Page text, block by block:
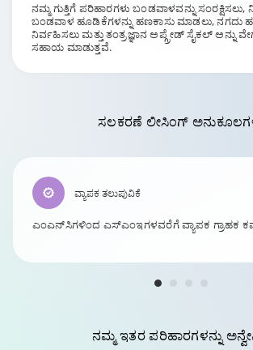
ನಮ್ಮ ಗುತ್ತಿಗೆ ಪರಿಹಾರಗಳು ಬಂಡವಾಳವನ್ನು ಸಂರಕ್ಷಿಸಲು,
ಬಂಡವಾಳ ಹೂಡಿಕೆಗಳನ್ನು ಹಣಕಾಸು ಮಾಡಲು, ನಗದು
ನಿರ್ವಹಿಸಲು ಮತ್ತು ತಂತ್ರಜ್ಞಾನ ಅಪ್ಗ್ರೇಡ್ ಸೈಕಲ್ ಅನ್ನು
ಸಹಾಯ ಮಾಡುತ್ತವೆ.
ಸಲಕರಣೆ ಲೀಸಿಂಗ್
ವ್ಯಾಪಕ ತಲುಪುವಿಕೆ
ಎಂಎನ್‌ಸಿಗಳಿಂದ ಎಸ್ಎಂಇಗಳವರೆಗೆ ವ್ಯಾಪಕ ಗ್ರಾಹಕ
ನಮ್ಮಇತರ ಪರಿಹಾರಗಳನ್ನು